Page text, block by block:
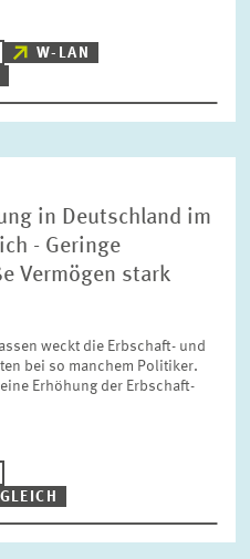
ZEW IN DEN MEDIEN
W-LAN
in Deutschland im
- Geringe
Vermögen stark
weckt die Erbschaft- und
bei so manchem Politiker.
Erhöhung der Erbschaft-